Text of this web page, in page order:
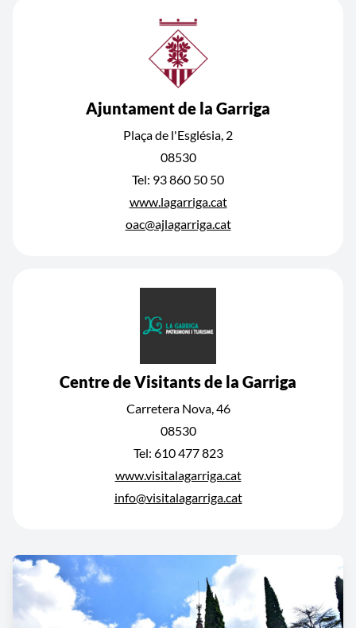
Ajuntament de la Garriga
Plaça de l'Església, 2
08530
Tel: 93 860 50 50
www.lagarriga.cat
oac@ajlagarriga.cat
Centre de Visitants de la Garriga
Carretera Nova, 46
08530
Tel: 610 477 823
www.visitalagarriga.cat
info@visitalagarriga.cat